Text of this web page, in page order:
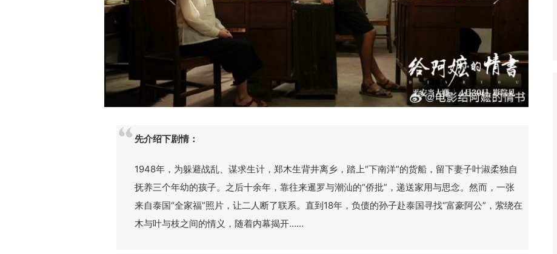
先介绍下剧情：
1948年，为躲避战乱、谋求生计，郑木生背井离乡，踏上“下南洋”的货船，留下妻子叶淑柔独自
抚养三个年幼的孩子。之后十余年，靠往来暹罗与潮汕的“侨批”，递送家用与思念。然而，一张
来自泰国“全家福”照片，让二人断了联系。直到18年，负债的孙子赴泰国寻找“富豪阿公”，萦绕在
木与叶与枝之间的情义，随着内幕揭开……